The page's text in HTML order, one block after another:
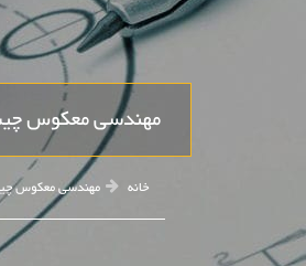
مهندسی معکوس
خانه مهندسی معکوس